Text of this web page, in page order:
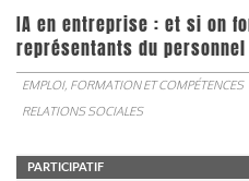
IA en entreprise : et si on
représentants du personnel
EMPLOI, FORMATION ET COMPÉTENCES
RELATIONS SOCIALES
PARTICIPATIF